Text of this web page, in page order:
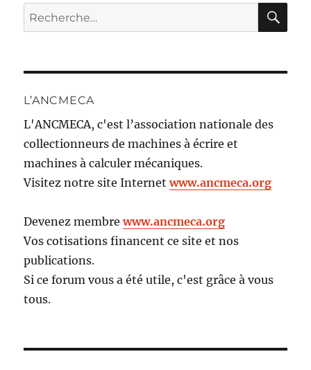
Recherche
pour :
L’ANCMECA
L'ANCMECA, c'est l’association nationale des
collectionneurs de machines à écrire et
machines à calculer mécaniques.
Visitez notre site Internetwww.ancmeca.org
Devenez membrewww.ancmeca.org
Vos cotisations financent ce site et nos
publications.
Si ce forum vous a été utile, c'est grâce à vous
tous.